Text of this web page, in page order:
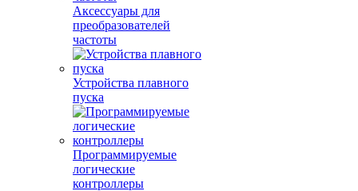
Аксессуары для
преобразователей
частоты
Устройства плавного
пуска
Программируемые
логические
контроллеры